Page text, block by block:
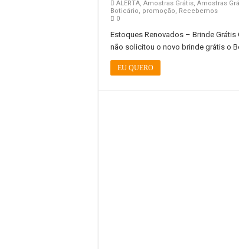
ALERTA, Amostras Grátis, Amostras
Boticário, promoção, Recebemos
0
Estoques Renovados – Brinde
não solicitou o novo brinde grátis o
EU QUERO